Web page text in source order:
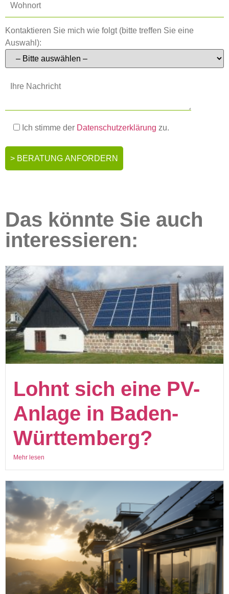
Kontaktieren Sie mich wie folgt (bitte treffen Sie eine
Auswahl):
Ich stimme der Datenschutzerklärung zu.
Das könnte Sie auch
interessieren:
Lohnt sich eine PV-
Anlage in Baden-
Württemberg?
Mehr lesen